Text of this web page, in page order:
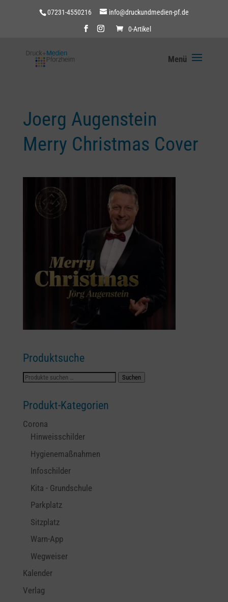
07231-4550216 info@druckundmedien-pf.de
0-Artikel
Joerg Augenstein
Merry Christmas Cover
Produktsuche
Suchen
Suchen
Produkt-Kategorien
Corona
Hinweisschilder
Hygienemaßnahmen
Infoschilder
Kita - Grundschule
Parkplatz
Sitzplatz
Warn-App
Wegweiser
Kalender
Verlag